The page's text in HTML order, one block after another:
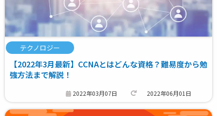
テクノロジー
【2022年3月最新】CCNAとはどんな資格？難易度から勉
強方法まで解説！
2022年03月07日 2022年06月01日